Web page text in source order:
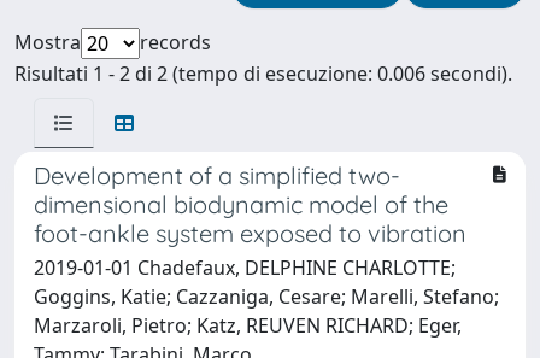
Mostra
records
Risultati 1 - 2 di 2 (tempo di esecuzione: 0.006 secondi).
Development of a simplified two-
dimensional biodynamic model of the
foot-ankle system exposed to vibration
2019-01-01 Chadefaux, DELPHINE CHARLOTTE;
Goggins, Katie; Cazzaniga, Cesare; Marelli, Stefano;
Marzaroli, Pietro; Katz, REUVEN RICHARD; Eger,